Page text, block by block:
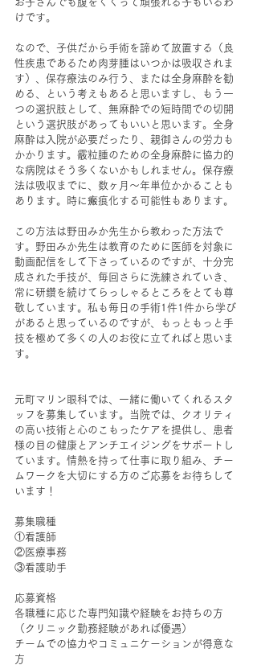
けです。
なので、子供だから手術を諦めて放置する（良
性疾患であるため肉芽腫はいつかは吸収されま
す）、保存療法のみ行う、または全身麻酔を勧
める、という考えもあると思いますし、もう一
つの選択肢として、無麻酔での短時間での切開
という選択肢があってもいいと思います。全身
麻酔は入院が必要だったり、親御さんの労力も
かかります。霰粒腫のための全身麻酔に協力的
な病院はそう多くないかもしれません。保存療
法は吸収までに、数ヶ月～年単位かかることも
あります。時に瘢痕化する可能性もあります。
この方法は野田みか先生から教わった方法で
す。野田みか先生は教育のために医師を対象に
動画配信をして下さっているのですが、十分完
成された手技が、毎回さらに洗練されていき、
常に研鑽を続けてらっしゃるところをとても尊
敬しています。私も毎日の手術1件1件から学び
があると思っているのですが、もっともっと手
技を極めて多くの人のお役に立てればと思いま
す。
元町マリン眼科では、一緒に働いてくれるスタ
ッフを募集しています。当院では、クオリティ
の高い技術と心のこもったケアを提供し、患者
様の目の健康とアンチエイジングをサポートし
ています。情熱を持って仕事に取り組み、チー
ムワークを大切にする方のご応募をお待ちして
います！
募集職種
①看護師
②医療事務
③看護助手
応募資格
各職種に応じた専門知識や経験をお持ちの方
（クリニック勤務経験があれば優遇）
チームでの協力やコミュニケーションが得意な
方